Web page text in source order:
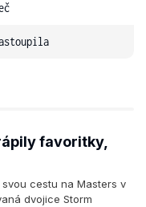
favoritky,
cestu na Masters v
dvojice Storm